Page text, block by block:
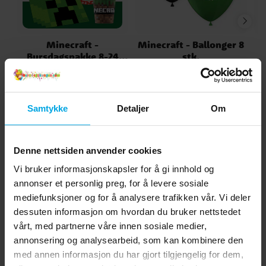
Samtykke Detaljer Om
Denne nettsiden anvender cookies
Vi bruker informasjonskapsler for å gi innhold og
annonser et personlig preg, for å levere sosiale
mediefunksjoner og for å analysere trafikken vår. Vi deler
dessuten informasjon om hvordan du bruker nettstedet
vårt, med partnerne våre innen sosiale medier,
annonsering og analysearbeid, som kan kombinere den
med annen informasjon du har gjort tilgjengelig for dem,
Minecraft -
Bursdagspakke 8-24
Nåværende pris
kr 209,00
kr 199,00
GÅ TIL
Minecraft - Ballonger 8
stk.
kr 49,00
kr 49,00
Andre kjøpte også